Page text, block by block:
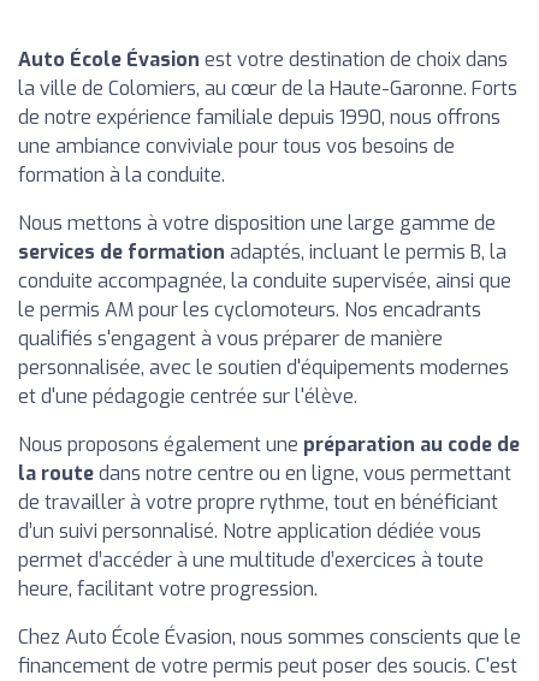
Auto École Évasion est votre destination de choix dans
la ville de Colomiers, au cœur de la Haute-Garonne. Forts
de notre expérience familiale depuis 1990, nous offrons
une ambiance conviviale pour tous vos besoins de
formation à la conduite.
Nous mettons à votre disposition une large gamme de
services de formation adaptés, incluant le permis B, la
conduite accompagnée, la conduite supervisée, ainsi que
le permis AM pour les cyclomoteurs. Nos encadrants
qualifiés s'engagent à vous préparer de manière
personnalisée, avec le soutien d'équipements modernes
et d'une pédagogie centrée sur l'élève.
Nous proposons également une préparation au code de
la routedans notre centre ou en ligne, vous permettant
de travailler à votre propre rythme, tout en bénéficiant
d’un suivi personnalisé. Notre application dédiée vous
permet d’accéder à une multitude d’exercices à toute
heure, facilitant votre progression.
Chez Auto École Évasion, nous sommes conscients que le
financement de votre permis peut poser des soucis. C'est